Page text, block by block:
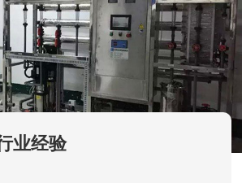
业经验